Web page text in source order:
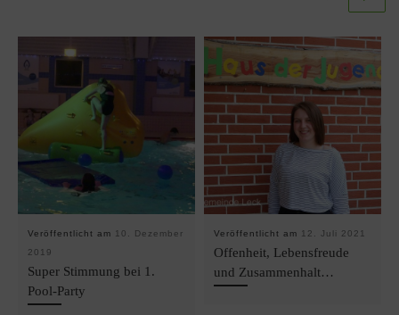
Veröffentlicht am
10. Dezember
2019
Super Stimmung bei 1.
Pool-Party
Veröffentlicht am 12. Juli 2021
Offenheit, Lebensfreude
und Zusammenhalt…